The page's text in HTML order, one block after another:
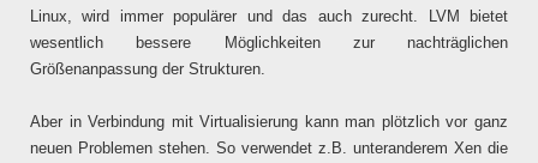
Linux, wird immer populärer und das auch zurecht. LVM bietet
wesentlich bessere Möglichkeiten zur nachträglichen
Größenanpassung der Strukturen.
Aber in Verbindung mit Virtualisierung kann man plötzlich vor ganz
neuen Problemen stehen. So verwendet z.B. unteranderem Xen die